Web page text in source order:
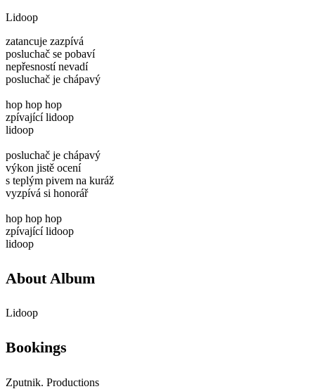
Lidoop
zatancuje zazpívá
posluchač se pobaví
nepřesností nevadí
posluchač je chápavý
hop hop hop
zpívající lidoop
lidoop
posluchač je chápavý
výkon jistě ocení
s teplým pivem na kuráž
vyzpívá si honorář
hop hop hop
zpívající lidoop
lidoop
About Album
Lidoop
Bookings
Zputnik. Productions